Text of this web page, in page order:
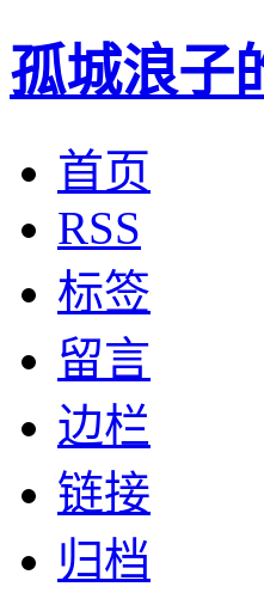
孤城浪子
首页
RSS
标签
留言
边栏
链接
归档